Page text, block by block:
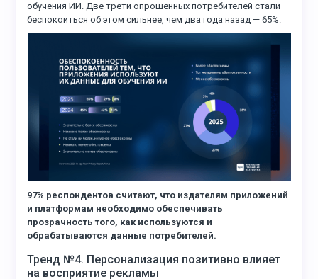
обучения ИИ. Две трети опрошенных потребителей стали
беспокоиться об этом сильнее, чем два года назад — 65%.
97% респондентов считают, что издателям приложений
и платформам необходимо обеспечивать
прозрачность того, как используются и
обрабатываются данные потребителей.
Тренд №4. Персонализация позитивно влияет
на восприятие рекламы